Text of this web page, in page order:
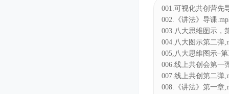
001.可视化共创营先
002.《讲法》导课
003.八大思维图示，
004.八大图示第二弹
005,八大思維图示–
006.线上共创会第一
007.线上共创第二弹
008.《讲法》第一章